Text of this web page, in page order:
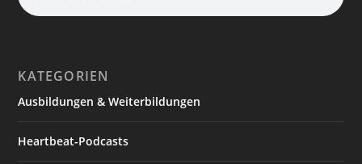
KATEGORIEN
Ausbildungen & Weiterbildungen
Heartbeat-Podcasts